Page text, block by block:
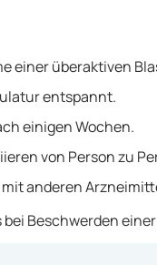
einer überaktiven
entspannt.
einigen Wochen.
von Person zu
anderen
Beschwerden